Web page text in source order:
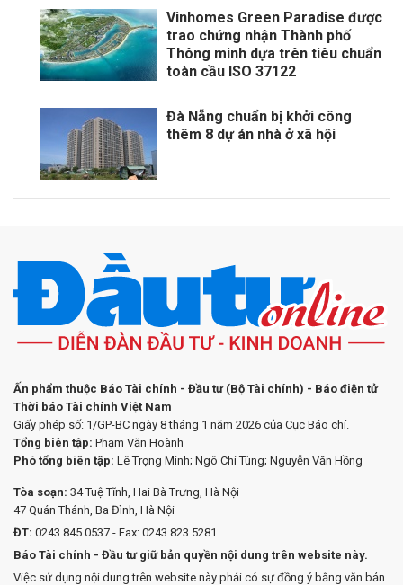
Vinhomes Green Paradise được
trao chứng nhận Thành phố
Thông minh dựa trên tiêu chuẩn
toàn cầu ISO 37122
Đà Nẵng chuẩn bị khởi công
thêm 8 dự án nhà ở xã hội
Ấn phẩm thuộc Báo Tài chính - Đầu tư (Bộ Tài chính) - Báo điện tử
Thời báo Tài chính Việt Nam
Giấy phép số: 1/GP-BC ngày 8 tháng 1 năm 2026 của Cục Báo chí.
Tổng biên tập: Phạm Văn Hoành
Phó tổng biên tập: Lê Trọng Minh; Ngô Chí Tùng; Nguyễn Văn Hồng
Tòa soạn: 34 Tuệ Tĩnh, Hai Bà Trưng, Hà Nội
47 Quán Thánh, Ba Đình, Hà Nội
ĐT: 0243.845.0537 - Fax: 0243.823.5281
Báo Tài chính - Đầu tư giữ bản quyền nội dung trên website này.
Việc sử dụng nội dung trên website này phải có sự đồng ý bằng văn bản